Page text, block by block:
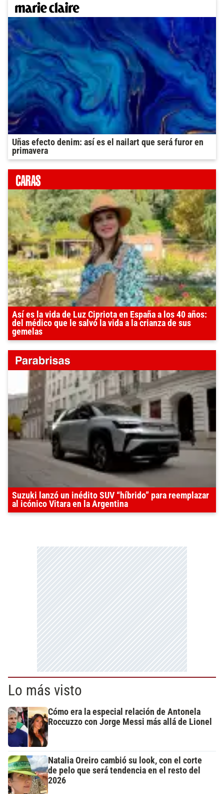
Uñas efecto denim: así es el nailart que será furor en
primavera
Así es la vida de Luz Cipriota en España a los 40 años:
del médico que le salvó la vida a la crianza de sus
gemelas
Suzuki lanzó un inédito SUV “híbrido” para reemplazar
al icónico Vitara en la Argentina
Lo más visto
Cómo era la especial relación de Antonela
Roccuzzo con Jorge Messi más allá de Lionel
Natalia Oreiro cambió su look, con el corte
de pelo que será tendencia en el resto del
2026